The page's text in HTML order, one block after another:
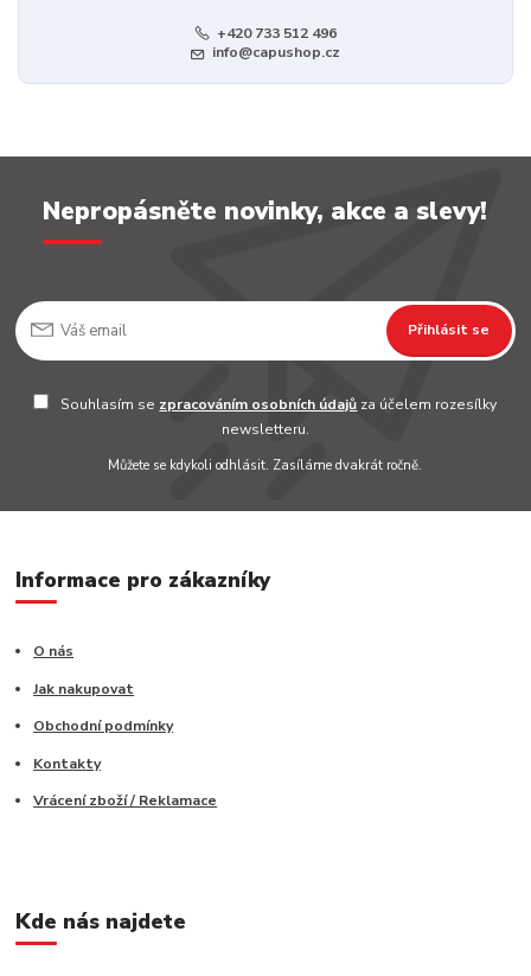
+420 733 512 496
info@capushop.cz
Nepropásněte novinky, akce a slevy!
Přihlásit se
Souhlasím se zpracováním osobních údajů za účelem rozesílky
newsletteru.
Můžete se kdykoli odhlásit. Zasíláme dvakrát ročně.
Informace pro zákazníky
O nás
Jak nakupovat
Obchodní podmínky
Kontakty
Vrácení zboží / Reklamace
Kde nás najdete